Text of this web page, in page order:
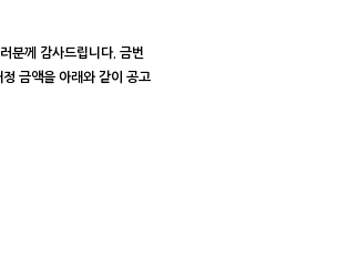
분께 감사드립니다. 금번
금액을 아래와 같이 공고